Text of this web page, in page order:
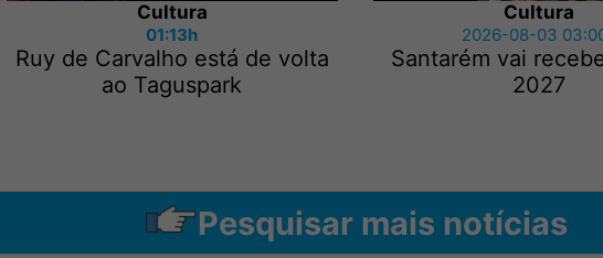
Cultura
01:13h
Ruy de Carvalho está de volta
ao Taguspark
Cultura
2026-08-03
Santarém vai
2027
Pesquisar mais notícias